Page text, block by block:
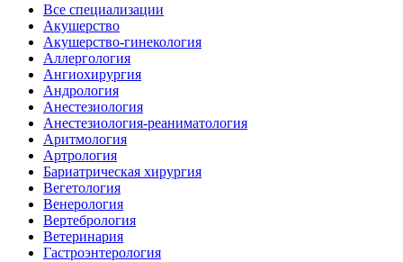
Все специализации
Акушерство
Акушерство-гинекология
Аллергология
Ангиохирургия
Андрология
Анестезиология
Анестезиология-реаниматология
Аритмология
Артрология
Бариатрическая хирургия
Вегетология
Венерология
Вертебрология
Ветеринария
Гастроэнтерология